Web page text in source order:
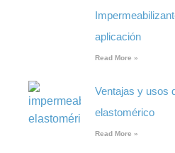
aplicación
Read More »
Ventajas y usos
elastomérico
Read More »